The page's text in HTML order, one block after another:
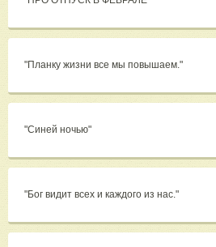
"Планку жизни все мы повышаем."
"Синей ночью"
"Бог видит всех и каждого из нас."